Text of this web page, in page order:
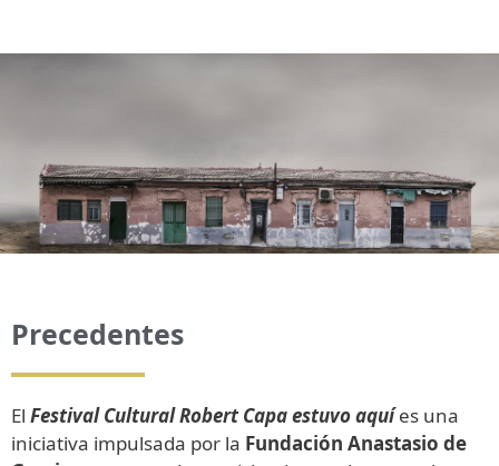
Precedentes
El Festival Cultural Robert Capa estuvo aquíes una
iniciativa impulsada por la Fundación Anastasio de